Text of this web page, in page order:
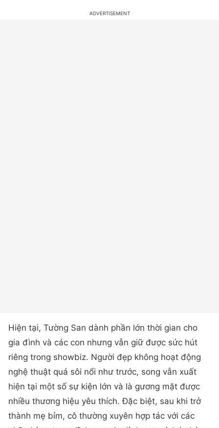
Hiện tại, Tường San dành phần lớn thời gian cho
gia đình và các con nhưng vẫn giữ được sức hút
riêng trong showbiz. Người đẹp không hoạt động
nghệ thuật quá sôi nổi như trước, song vẫn xuất
hiện tại một số sự kiện lớn và là gương mặt được
nhiều thương hiệu yêu thích. Đặc biệt, sau khi trở
thành mẹ bỉm, cô thường xuyên hợp tác với các